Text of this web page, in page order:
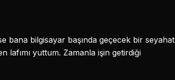
bana bilgisayar başında geçecek bir seyahat
lafımı yuttum. Zamanla işin getirdiği